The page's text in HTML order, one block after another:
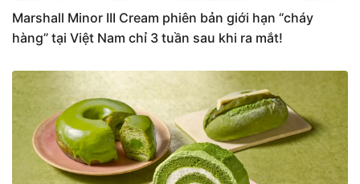
Marshall Minor III Cream phiên bản giới hạn “cháy
hàng” tại Việt Nam chỉ 3 tuần sau khi ra mắt!